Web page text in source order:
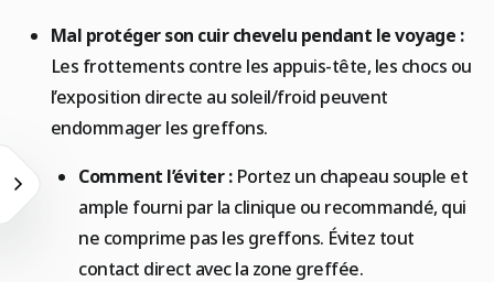
Mal protéger son cuir chevelu pendant le voyage :
Les frottements contre les appuis-tête, les chocs ou
l’exposition directe au soleil/froid peuvent
endommager les greffons.
Comment l’éviter :Portez un chapeau souple et
ample fourni par la clinique ou recommandé, qui
ne comprime pas les greffons. Évitez tout
contact direct avec la zone greffée.